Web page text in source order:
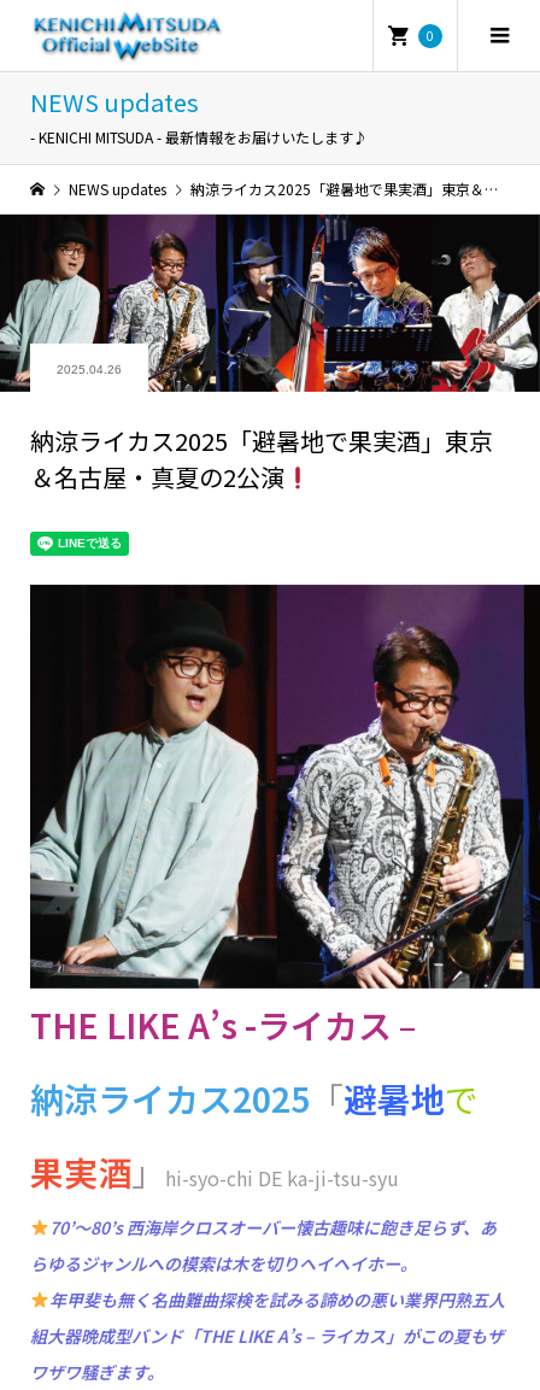
0
NEWS updates
- KENICHI MITSUDA - 最新情報をお届けいたします♪
NEWS updates 納涼ライカス2025「避暑地で果実酒」東京＆名古屋・真夏の2公演
2025.04.26
納涼ライカス2025「避暑地で果実酒」東京
＆名古屋・真夏の2公演
THE LIKE A’s -ライカス –
納涼ライカス2025 「避暑地で
果実酒」 hi-syo-chi DE ka-ji-tsu-syu
70’〜80’s 西海岸クロスオーバー懐古趣味に飽き足らず、あ
らゆるジャンルへの模索は木を切りヘイヘイホー。
年甲斐も無く名曲難曲探検を試みる諦めの悪い業界円熟五人
組大器晩成型バンド「THE LIKE A’s – ライカス」がこの夏もザ
ワザワ騒ぎます。